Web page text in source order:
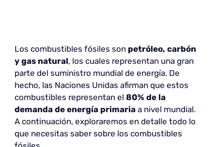
Los combustibles fósiles son petróleo, carbón
y gas natural, los cuales representan una gran
parte del suministro mundial de energía. De
hecho, las Naciones Unidas afirman que estos
combustibles representan el 80% de la
demanda de energía primaria a nivel mundial.
A continuación, exploraremos en detalle todo lo
que necesitas saber sobre los combustibles